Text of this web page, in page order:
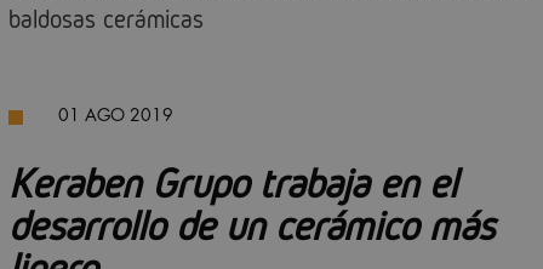
baldosas cerámicas
01 AGO 2019
Keraben Grupo trabaja en el
desarrollo de un cerámico más